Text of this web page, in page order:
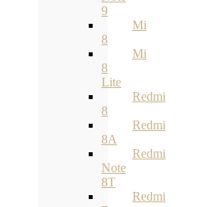
9
Mi
8
Mi
8
Lite
Redmi
8
Redmi
8A
Redmi
Note
8T
Redmi